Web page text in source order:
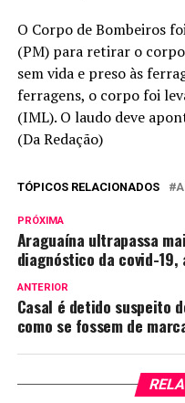
O Corpo de Bombeiros
(PM) para retirar o
sem vida e preso às
ferragens, o corpo foi
(IML). O laudo deve
(Da Redação)
TÓPICOS RELACIONADOS
PRÓXIMA
Araguaína ultrapassa
diagnóstico da covid-
ANTERIOR
Casal é detido suspeito
como se fossem de